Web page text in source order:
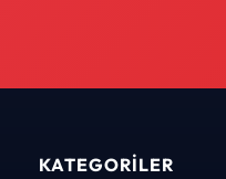
KATEGORILER